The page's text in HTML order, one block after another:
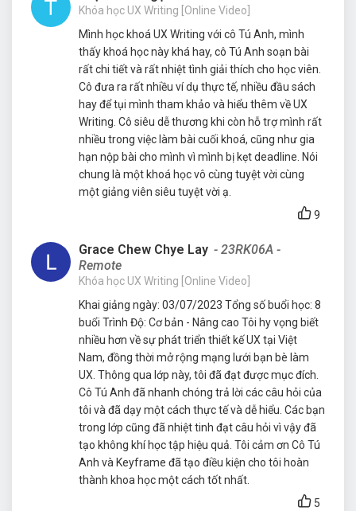
Khóa học UX Writing [Online Video]
Mình học khoá UX Writing với cô Tú Anh, mình
thấy khoá học này khá hay, cô Tú Anh soạn bài
rất chi tiết và rất nhiệt tình giải thích cho học viên.
Cô đưa ra rất nhiều ví dụ thực tế, nhiều đầu sách
hay để tụi mình tham khảo và hiểu thêm về UX
Writing. Cô siêu dễ thương khi còn hỗ trợ mình rất
nhiều trong việc làm bài cuối khoá, cũng như gia
hạn nộp bài cho mình vì mình bị kẹt deadline. Nói
chung là một khoá học vô cùng tuyệt vời cùng
một giảng viên siêu tuyệt vời ạ.
9
Grace Chew Chye Lay - 23RK06A -
Remote
Khóa học UX Writing [Online Video]
Khai giảng ngày: 03/07/2023 Tổng số buổi học: 8
buổi Trình Độ: Cơ bản - Nâng cao Tôi hy vọng biết
nhiều hơn về sự phát triển thiết kế UX tại Việt
Nam, đồng thời mở rộng mạng lưới bạn bè làm
UX. Thông qua lớp này, tôi đã đạt được mục đích.
Cô Tú Anh đã nhanh chóng trả lời các câu hỏi của
tôi và đã dạy một cách thực tế và dễ hiểu. Các bạn
trong lớp cũng đã nhiệt tinh đạt câu hỏi vì vậy đã
tạo không khí học tập hiệu quả. Tôi cảm ơn Cô Tú
Anh và Keyframe đã tạo điều kiện cho tôi hoàn
thành khoa học một cách tốt nhất.
5